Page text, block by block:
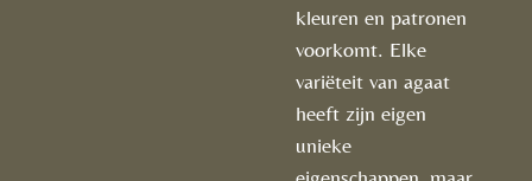
kleuren en patronen
voorkomt. Elke
variëteit van agaat
heeft zijn eigen
unieke